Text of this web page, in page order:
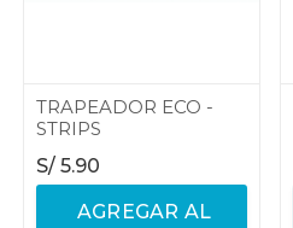
TRAPEADOR ECO -
STRIPS
S/ 5.90
AGREGAR AL